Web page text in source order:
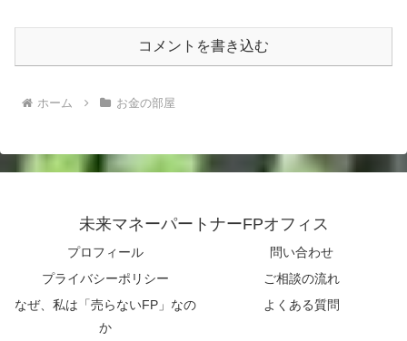
コメントを書き込む
ホーム お金の部屋
未来マネーパートナーFPオフィス
プロフィール
問い合わせ
プライバシーポリシー
ご相談の流れ
なぜ、私は「売らないFP」なの
か
よくある質問